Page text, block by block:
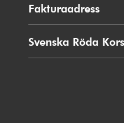
Fakturaadress
Svenska Röda